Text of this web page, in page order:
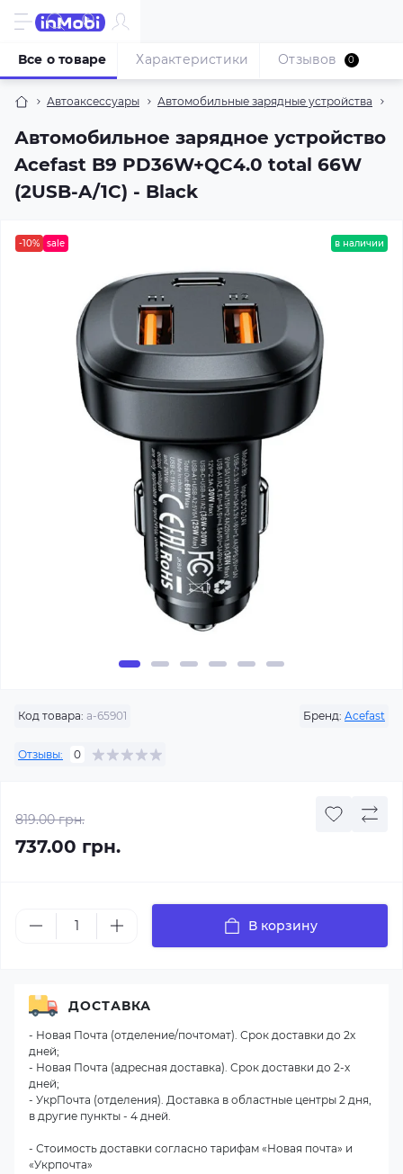
Автоаксессуары Автомобильные зарядные устройства
Автомобильное зарядное устройство
Acefast B9 PD36W+QC4.0 total 66W
(2USB-A/1C) - Black
Все о товаре Характеристики Отзывов 0
-10% sale в наличии
Код товара: a-65901 Бренд: Acefast
Отзывы: 0
819.00 грн.
737.00 грн.
В корзину
ДОСТАВКА
- Новая Почта (отделение/почтомат). Срок доставки до 2х
дней;
- Новая Почта (адресная доставка). Срок доставки до 2-х
дней;
- УкрПочта (отделения). Доставка в областные центры 2 дня,
в другие пункты - 4 дней.
- Стоимость доставки согласно тарифам «Новая почта» и
«Укрпочта»